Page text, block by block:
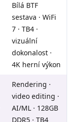
Bílá BTF
sestava · WiFi
7 · TB4 ·
vizuální
dokonalost ·
4K herní výkon
Rendering ·
video editing ·
AI/ML · 128GB
DDR5 · TB4